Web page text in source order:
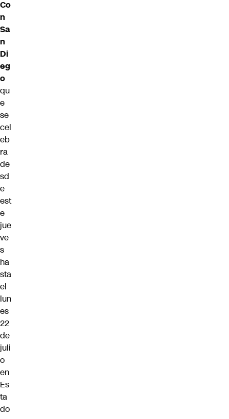
Co
n
Sa
n
Di
eg
o
qu
e
se
cel
eb
ra
de
sd
e
est
e
jue
ve
s
ha
sta
el
lun
es
22
de
juli
o
en
Es
ta
do